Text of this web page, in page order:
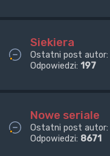
Siekiera
Ostatni post autor:
Odpowiedzi: 197
Nowe seriale
Ostatni post autor:
Odpowiedzi: 8671